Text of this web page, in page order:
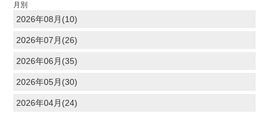
月別
2026年08月(10)
2026年07月(26)
2026年06月(35)
2026年05月(30)
2026年04月(24)